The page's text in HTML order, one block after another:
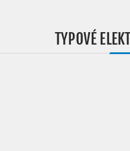
TYPOVÉ